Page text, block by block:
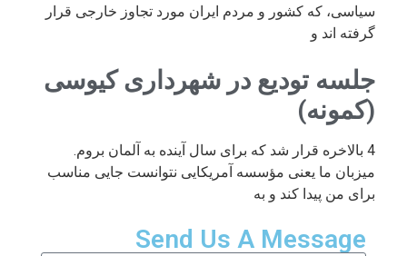
سیاسی، که کشور و مردم ایران مورد تجاوز خارجی قرار
گرفته اند و
جلسه تودیع در شهرداری کیوسی
(کمونه)
4 بالاخره قرار شد که برای سال آینده به آلمان بروم.
میزبان ما یعنی مؤسسه آمریکایی نتوانست جایی مناسب
برای من پیدا کند و به
Send Us A Message